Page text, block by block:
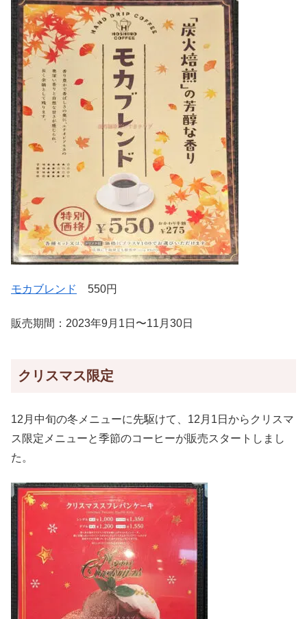
モカブレンド 550円
販売期間：2023年9月1日〜11月30日
クリスマス限定
12月中旬の冬メニューに先駆けて、12月1日からクリスマ
ス限定メニューと季節のコーヒーが販売スタートしまし
た。